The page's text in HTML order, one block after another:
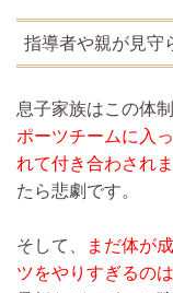
指導者や親が見守
息子家族はこの体
ポーツチームに入
れて付き合わされま
たら悲劇です。
そして、
まだ体が
ツをやりすぎるの